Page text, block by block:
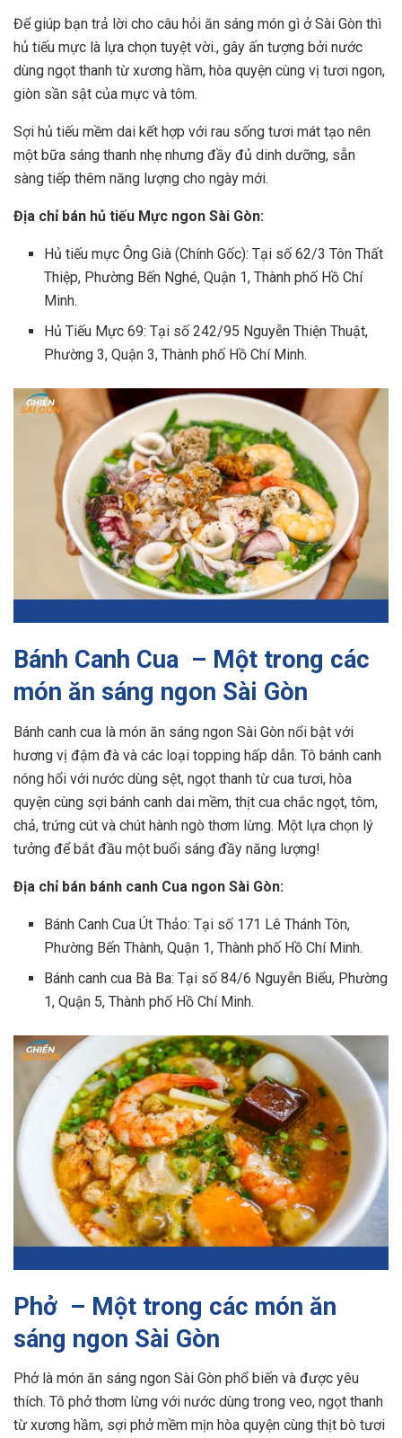
Để giúp bạn trả lời cho câu hỏi ăn sáng món gì ở Sài Gòn thì
hủ tiếu mực là lựa chọn tuyệt vời., gây ấn tượng bởi nước
dùng ngọt thanh từ xương hầm, hòa quyện cùng vị tươi ngon,
giòn sần sật của mực và tôm.
Sợi hủ tiếu mềm dai kết hợp với rau sống tươi mát tạo nên
một bữa sáng thanh nhẹ nhưng đầy đủ dinh dưỡng, sẵn
sàng tiếp thêm năng lượng cho ngày mới.
Địa chỉ bán hủ tiếu Mực ngon Sài Gòn:
Hủ tiếu mực Ông Già (Chính Gốc): Tại số 62/3 Tôn Thất
Thiệp, Phường Bến Nghé, Quận 1, Thành phố Hồ Chí
Minh.
Hủ Tiếu Mực 69: Tại số 242/95 Nguyễn Thiện Thuật,
Phường 3, Quận 3, Thành phố Hồ Chí Minh.
Bánh Canh Cua – Một trong các
món ăn sáng ngon Sài Gòn
Bánh canh cua là món ăn sáng ngon Sài Gòn nổi bật với
hương vị đậm đà và các loại topping hấp dẫn. Tô bánh canh
nóng hổi với nước dùng sệt, ngọt thanh từ cua tươi, hòa
quyện cùng sợi bánh canh dai mềm, thịt cua chắc ngọt, tôm,
chả, trứng cút và chút hành ngò thơm lừng. Một lựa chọn lý
tưởng để bắt đầu một buổi sáng đầy năng lượng!
Địa chỉ bán bánh canh Cua ngon Sài Gòn:
Bánh Canh Cua Út Thảo: Tại số 171 Lê Thánh Tôn,
Phường Bến Thành, Quận 1, Thành phố Hồ Chí Minh.
Bánh canh cua Bà Ba: Tại số 84/6 Nguyễn Biểu, Phường
1, Quận 5, Thành phố Hồ Chí Minh.
Phở – Một trong các món ăn
sáng ngon Sài Gòn
Phở là món ăn sáng ngon Sài Gòn phổ biến và được yêu
thích. Tô phở thơm lừng với nước dùng trong veo, ngọt thanh
từ xương hầm, sợi phở mềm mịn hòa quyện cùng thịt bò tươi